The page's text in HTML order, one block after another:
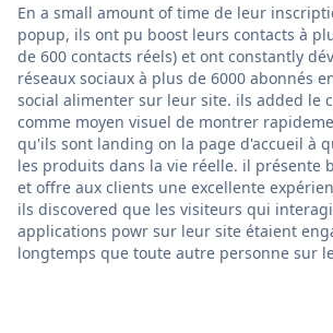
En a small amount of time de leur
popup, ils ont pu boost leurs contacts à
de 600 contacts réels) et ont constantly
réseaux sociaux à plus de 6000 abonnés
social alimenter sur leur site. ils added le
comme moyen visuel de montrer
qu'ils sont landing on la page d'accueil à
les produits dans la vie réelle. il présente
et offre aux clients une excellente
ils discovered que les visiteurs qui
applications powr sur leur site étaient
longtemps que toute autre personne sur